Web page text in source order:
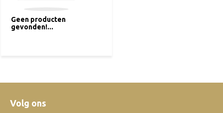
Geen producten
gevonden!...
Volg ons